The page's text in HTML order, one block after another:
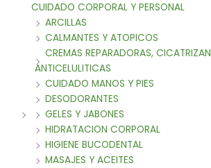
CUIDADO CORPORAL Y PERSONAL
ARCILLAS
CALMANTES Y ATOPICOS
CREMAS REPARADORAS,
ANTICELULITICAS
CUIDADO MANOS Y PIES
DESODORANTES
GELES Y JABONES
HIDRATACION CORPORAL
HIGIENE BUCODENTAL
MASAJES Y ACEITES